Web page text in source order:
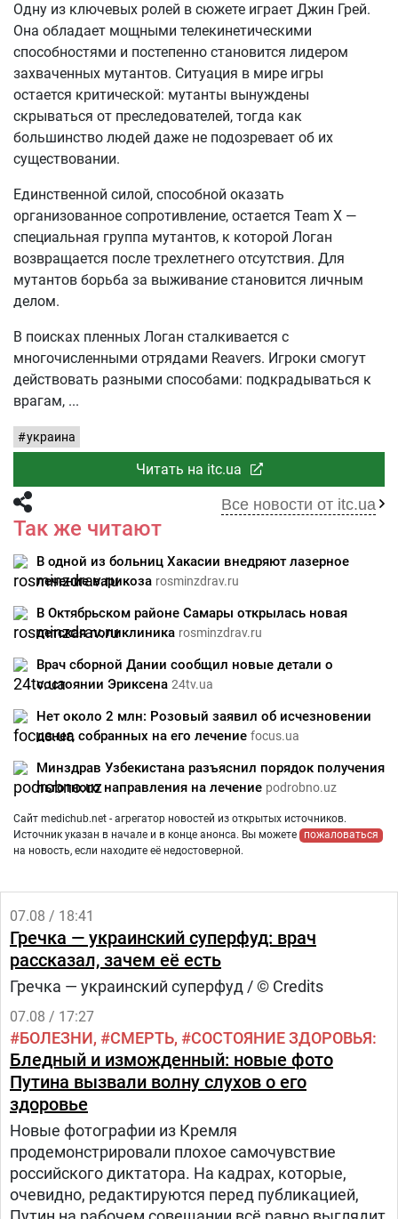
Одну из ключевых ролей в сюжете играет Джин Грей.
Она обладает мощными телекинетическими
способностями и постепенно становится лидером
захваченных мутантов. Ситуация в мире игры
остается критической: мутанты вынуждены
скрываться от преследователей, тогда как
большинство людей даже не подозревает об их
существовании.
Единственной силой, способной оказать
организованное сопротивление, остается Team X —
специальная группа мутантов, к которой Логан
возвращается после трехлетнего отсутствия. Для
мутантов борьба за выживание становится личным
делом.
В поисках пленных Логан сталкивается с
многочисленными отрядами Reavers. Игроки смогут
действовать разными способами: подкрадываться к
врагам,
украина
Читать на itc.ua
Все новости от itc.ua
Так же читают
В одной из больниц Хакасии внедряют лазерное
лечение варикоза rosminzdrav.ru
В Октябрьском районе Самары открылась новая
детская поликлиника rosminzdrav.ru
Врач сборной Дании сообщил новые детали о
состоянии Эриксена 24tv.ua
Нет около 2 млн: Розовый заявил об исчезновении
денег, собранных на его лечение focus.ua
Минздрав Узбекистана разъяснил порядок получения
льготного направления на лечение podrobno.uz
Сайт medichub.net - агрегатор новостей из открытых источников.
Источник указан в начале и в конце анонса. Вы можете
пожаловаться
на новость, если находите её недостоверной.
07.08 / 18:41
Гречка — украинский суперфуд: врач
рассказал, зачем её есть
Гречка — украинский суперфуд / © Credits
07.08 / 17:27
БОЛЕЗНИ СМЕРТЬ СОСТОЯНИЕ ЗДОРОВЬЯ
Бледный и изможденный: новые фото
Путина вызвали волну слухов о его
здоровье
Новые фотографии из Кремля
продемонстрировали плохое самочувствие
российского диктатора. На кадрах, которые,
очевидно, редактируются перед публикацией,